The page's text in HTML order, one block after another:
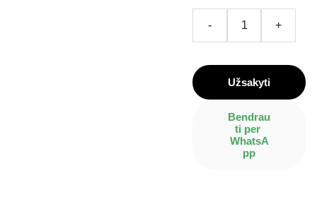
- +
Užsakyti
Bendrau
ti per
WhatsA
pp